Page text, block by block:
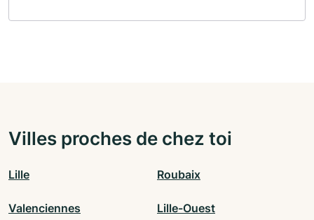
Villes proches de chez toi
Lille Roubaix
Valenciennes Lille-Ouest